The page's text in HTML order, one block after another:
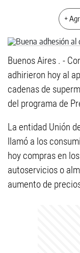
+
Buenos Aires . -
adhirieron hoy al
cadenas de
del programa de
La entidad Unión
llamó a los
hoy compras en
autoservicios o
aumento de